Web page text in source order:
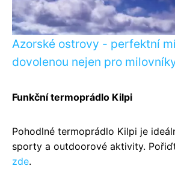
Azorské ostrovy - perfektní
dovolenou nejen pro
Funkční termoprádlo Kilpi
Pohodlné termoprádlo Kilpi je
sporty a outdoorové aktivity.
zde.